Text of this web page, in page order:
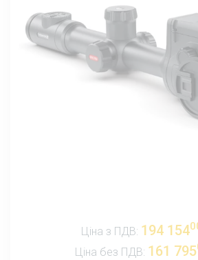
Ціна з ПДВ: 194 154
Ціна без ПДВ: 161 795